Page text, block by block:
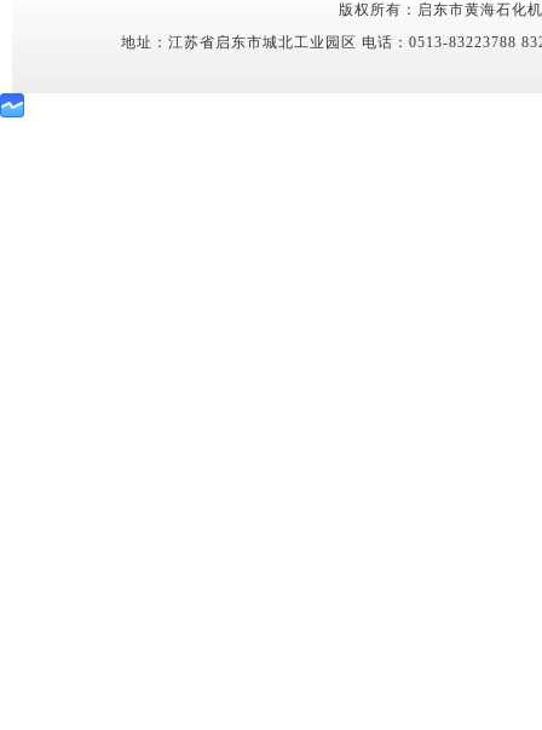
版权所有：启东市黄海石化
地址： 江苏省启东市城北工业园区 电话：0513-83223788